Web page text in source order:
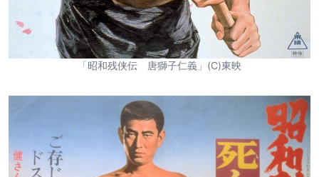
「昭和残侠伝 唐獅子仁義」(C)東映